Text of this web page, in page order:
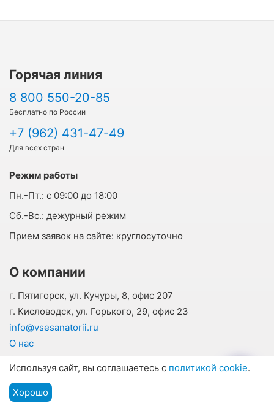
Горячая линия
8 800 550-20-85
Бесплатно по России
+7 (962) 431-47-49
Для всех стран
Режим работы
Пн.-Пт.: с 09:00 до 18:00
Cб.-Вс.: дежурный режим
Прием заявок на сайте: круглосуточно
О компании
г. Пятигорск, ул. Кучуры, 8, офис 207
г. Кисловодск, ул. Горького, 29, офис 23
info@vsesanatorii.ru
О нас
Контакты
Наши соцсети
Меню
Используя сайт, вы соглашаетесь с политикой cookie.
Хорошо